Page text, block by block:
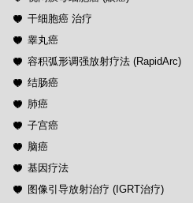
干细胞癌 治疗
睾丸癌
容积弧形调强放射疗法 (RapidArc)
结肠癌
肺癌
子宫癌
脑癌
基因疗法
图像引导放射治疗 (IGRT治疗)